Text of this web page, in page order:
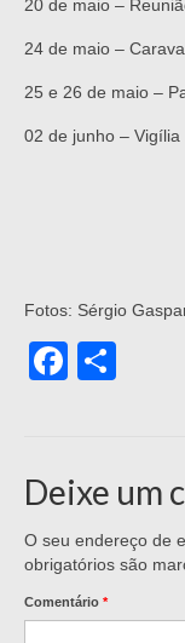
20 de maio –
24 de maio –
25 e 26 de maio –
02 de junho – Vigília
Fotos: Sérgio
Deixe um
O seu endereço de
obrigatórios são
Comentário *